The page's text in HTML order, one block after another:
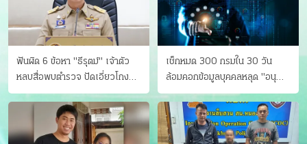
ฟันผิด 6 ข้อหา "ธีรุตม์" เจ้าตัว
หลบสื่อพบตำรวจ ปัดเอี่ยวโกง
สอบท้องถิ่น จ่อบี้รํ่ารวยมากปกติ
เช็กหมด 300 กรมใน 30 วัน
ล้อมคอกข้อมูลบุคคลหลุด "อนุ
ดิษฐ์" ขยี้ภัยระดับชาติ